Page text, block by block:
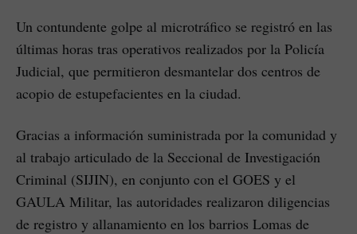
Un contundente golpe al microtráfico se registró en las
últimas horas tras operativos realizados por la Policía
Judicial, que permitieron desmantelar dos centros de
acopio de estupefacientes en la ciudad.
Gracias a información suministrada por la comunidad y
al trabajo articulado de la Seccional de Investigación
Criminal (SIJIN), en conjunto con el GOES y el
GAULA Militar, las autoridades realizaron diligencias
de registro y allanamiento en los barrios Lomas de